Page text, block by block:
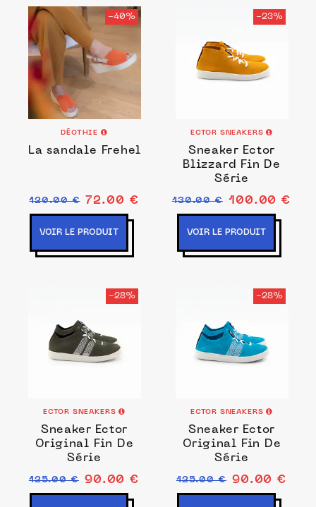
-40%
DÉOTHIE
La sandale Frehel
120.00 € 72.00 €
VOIR LE PRODUIT
-23%
ECTOR SNEAKERS
Sneaker Ector
Blizzard Fin De
Série
130.00 € 100.00 €
VOIR LE PRODUIT
-28%
ECTOR SNEAKERS
Sneaker Ector
Original Fin De
Série
125.00 € 90.00 €
-28%
ECTOR SNEAKERS
Sneaker Ector
Original Fin De
Série
125.00 € 90.00 €